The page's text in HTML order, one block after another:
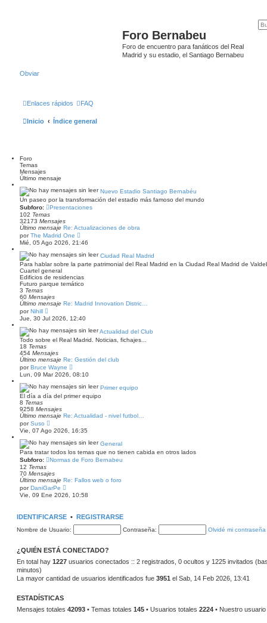
Foro Bernabeu
Foro de encuentro para fanáticos del Real
Madrid y su estadio, el Santiago Bernabeu
Obviar
Enlaces rápidos FAQ
Inicio Índice general
Foro
Temas
Mensajes
Último mensaje
Nuevo Estadio Santiago Bernabéu
Un paseo por la transformación del estadio más famoso del mundo
Subforo:
Presentaciones
102 Temas
32173 Mensajes
Último mensaje Re: Actualizaciones de obra
porThe Madrid One
e
r
ú
t
m
o
n
a
e
Mié, 05 Ago 2026, 21:46
Ciudad Real Madrid
Para hablar sobre la parte patrimonial del Real Madrid en la Ciudad Real Madrid de
Cuartel general
Edificios de residencias
Futuro parque temático
3 Temas
60 Mensajes
Último mensaje Re: Madrid Innovation Distric…
porNihill
e
r
ú
t
m
o
m
e
s
a
e
Jue, 30 Jul 2026, 12:40
Actualidad del Club
Todo sobre el Real Madrid. Noticias, fichajes...
18 Temas
454 Mensajes
Último mensaje Re: Gestión del club
porBruce Wayne
e
r
ú
t
o
e
s
a
e
Lun, 09 Mar 2026, 08:10
Primer equipo
El día a día del primer equipo
8 Temas
9258 Mensajes
Último mensaje Re: Actualidad - nivel futbol…
porSuso
r
ú
t
i
o
m
e
n
j
e
Vie, 07 Ago 2026, 16:35
General
Para tratar todos los temas que no tienen cabida en otros lados
Subforo:
Normas de Foro Bernabeu
12 Temas
70 Mensajes
Último mensaje Re: Fallos web o foro
porDaniGarPe
e
r
t
m
e
n
j
Vie, 09 Ene 2026, 10:58
IDENTIFICARSE • REGISTRARSE
Nombre de Usuario: Contraseña: Olvidé mi contraseña
¿QUIÉN ESTÁ CONECTADO?
En total hay 1227 usuarios conectados :: 2 registrados, 0 ocultos y 1225 invitados
minutos)
La mayor cantidad de usuarios identificados fue 3951 el Sab, 14 Feb 2026, 13:41
ESTADÍSTICAS
Mensajes totales 42093 • Temas totales 145 • Usuarios totales 2224 • Nuestro